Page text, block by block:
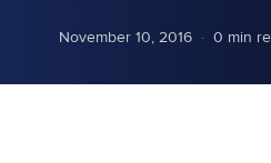
November 10, 2016 · 0 min